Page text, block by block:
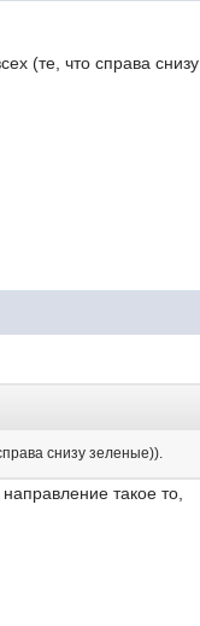
(те, что справа снизу
снизу зеленые)).
такое то,